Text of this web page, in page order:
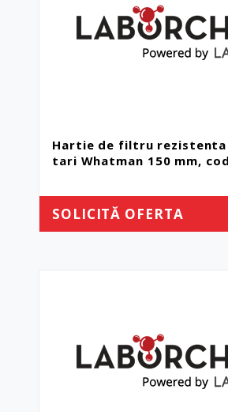
Hartie de filtru rezistenta
tari Whatman 150 mm,
SOLICITĂ OFERTA